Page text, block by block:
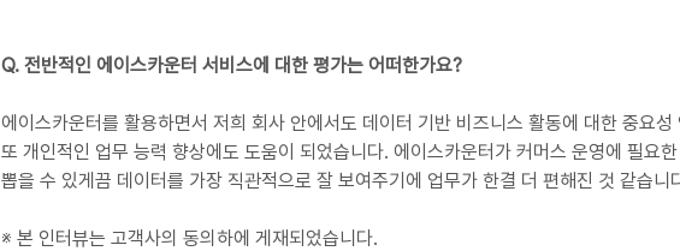
Q. 전반적인 에이스카운터 서비스에 대한 평가는 어떠한가요?
에이스카운터를 활용하면서 저희 회사 안에서도 데이터 기반 비즈니스 활동에 대한 중요성
또 개인적인 업무 능력 향상에도 도움이 되었습니다. 에이스카운터가 커머스 운영에 필요한
뽑을 수 있게끔 데이터를 가장 직관적으로 잘 보여주기에 업무가 한결 더 편해진 것 같습니
※ 본 인터뷰는 고객사의 동의하에 게재되었습니다.